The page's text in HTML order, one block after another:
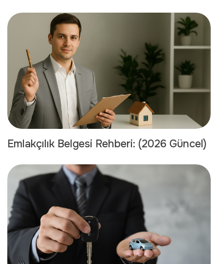
Emlakçılık Belgesi Rehberi: (2026 Güncel)